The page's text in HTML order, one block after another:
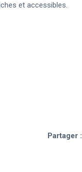
et accessibles.
Partager :